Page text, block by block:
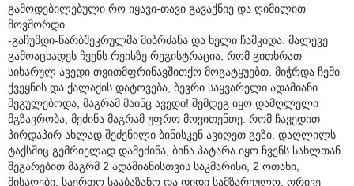
გამოდებილებული რო იყავი-თავი გავაქნიე და ღიმილით
მოვშორდი.
-გაჩუმდი-წარბშეკრულმა მიბრძანა და ხელი ჩამკიდა. მალევე
გამოაცხადეს ჩვენს რეისზე რეგისტრაცია, რომ გითხრათ
სიხარულ ავედი თვითმფრინავშითქო მოგატყუებთ. მიჭრდა ჩემი
ქვეყნის და ქალაქის დატოვება, ბევრი საყვარელი ადამიანი
მეგულებოდა, მაგრამ მაინც ავედი! შემდეგ იყო დამღლელი
მგზავრობა, მეძინა მაგრამ უფრო მოვითენთე. რომ ჩავედით
პირდაპირ ახლად შეძენილი ბინისკენ ავიღეთ გეზი, დაღლილს
ტაქსშიც გემრიელად დამეძინა, ბინა პატარა იყო ჩვენს სახლთან
შეგარებით მაგრმ 2 ადამიანისთვის საკმარისი, 2 ოთახი,
მისაღები, საერთო სააბაზანო და დიდი სამზარეულო, ორივე